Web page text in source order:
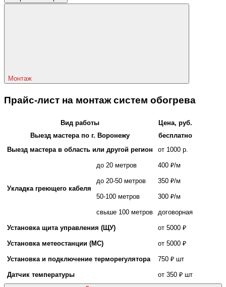
Монтаж
Прайс-лист на монтаж систем обогрева
Вид работы
Цена, руб.
Выезд мастера по г. Воронежу
бесплатно
Выезд мастера в область или другой регион
от 1000 р.
Укладка греющего кабеля
до 20 метров 400 ₽/м
до 20-50 метров 350 ₽/м
50-100 метров 300 ₽/м
свыше 100 метров договорная
Установка щита управления (ЩУ) от 5000 ₽
Установка метеостанции (МС) от 5000 ₽
Установка и подключение терморегулятора 750 ₽ шт
Датчик температуры от 350 ₽ шт